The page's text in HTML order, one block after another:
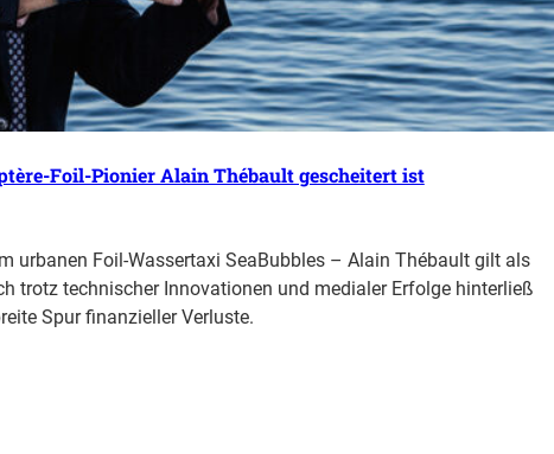
Foil-Pionier Alain Thébault gescheitert ist
urbanen Foil-Wassertaxi SeaBubbles – Alain Thébault gilt als
trotz technischer Innovationen und medialer Erfolge hinterließ
Spur finanzieller Verluste.